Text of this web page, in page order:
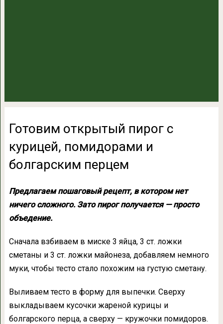
Готовим открытый пирог с
курицей, помидорами и
болгарским перцем
Предлагаем пошаговый рецепт, в котором нет
ничего сложного. Зато пирог получается — просто
объедение.
Сначала взбиваем в миске 3 яйца, 3 ст. ложки
сметаны и 3 ст. ложки майонеза, добавляем немного
муки, чтобы тесто стало похожим на густую сметану.
Выливаем тесто в форму для выпечки. Сверху
выкладываем кусочки жареной курицы и
болгарского перца, а сверху — кружочки помидоров.